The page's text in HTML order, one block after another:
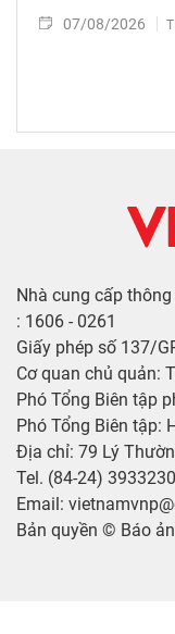
07/08/2026
Nhà cung cấp
: 1606 - 0261
Giấy phép số 137/
Cơ quan chủ quản:
Phó Tổng Biên tập
Phó Tổng Biên tập:
Địa chỉ: 79 Lý
Tel. (84-24)
Email:
Bản quyền © Báo